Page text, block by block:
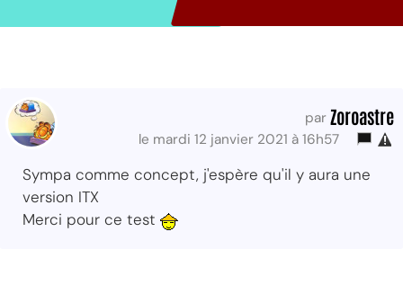
par Zoroastre
le mardi 12 janvier 2021 à 16h57
Sympa comme concept, j'espère qu'il y aura une
version ITX
Merci pour ce test